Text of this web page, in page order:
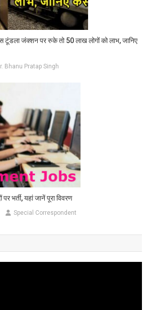
टूंडला जंक्शन पर रुके तो 50 लाख लोगों को लाभ, जानिए
Bhanu Pratap Singh
भर्ती, यहां जानें पूरा विवरण
Special Correspondent